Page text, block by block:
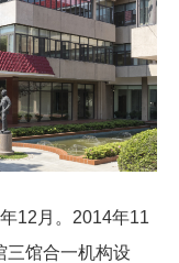
12月。2014年11
三馆合一机构设